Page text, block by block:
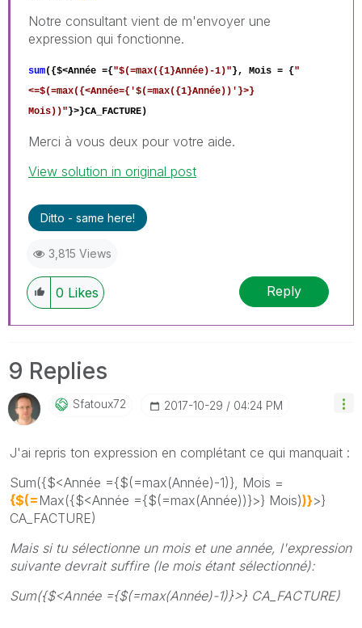
Notre consultant vient de m'envoyer une
expression qui fonctionne.
sum({$<Année ={"$(=max({1}Année)-1)"}, Mois = {"
<=$(=max({<Année={'$(=max({1}Année))'}>}
Mois))"}>}CA_FACTURE)
Merci à vous deux pour votre aide.
View solution in original post
Ditto - same here!
3,815 Views
0 Likes Reply
9 Replies
Sfatoux72 ‎2017-10-29 04:24 PM
J'ai repris ton expression en complétant ce qui manquait :
Sum({$<Année ={$(=max(Année)-1)}, Mois =
{$(= Max({$<Année ={$(=max(Année))}>} Mois))}>}
CA_FACTURE)
Mais si tu sélectionne un mois et une année, l'expression
suivante devrait suffire (le mois étant sélectionné):
Sum({$<Année ={$(=max(Année)-1)}>} CA_FACTURE)